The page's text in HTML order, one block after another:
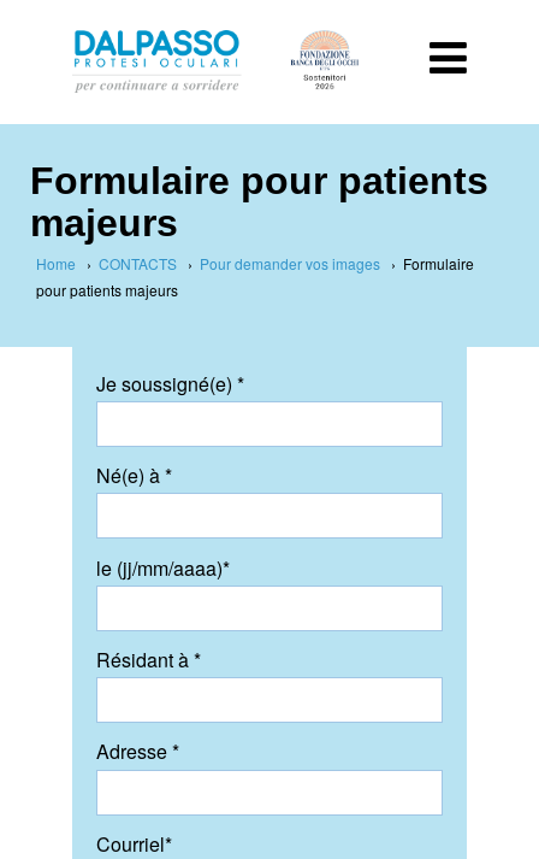
Formulaire pour patients
majeurs
Home › CONTACTS › Pour demander vos images › Formulaire
pour patients majeurs
Je soussigné(e) *
Né(e) à *
le (jj/mm/aaaa)*
Résidant à *
Adresse *
Courriel*